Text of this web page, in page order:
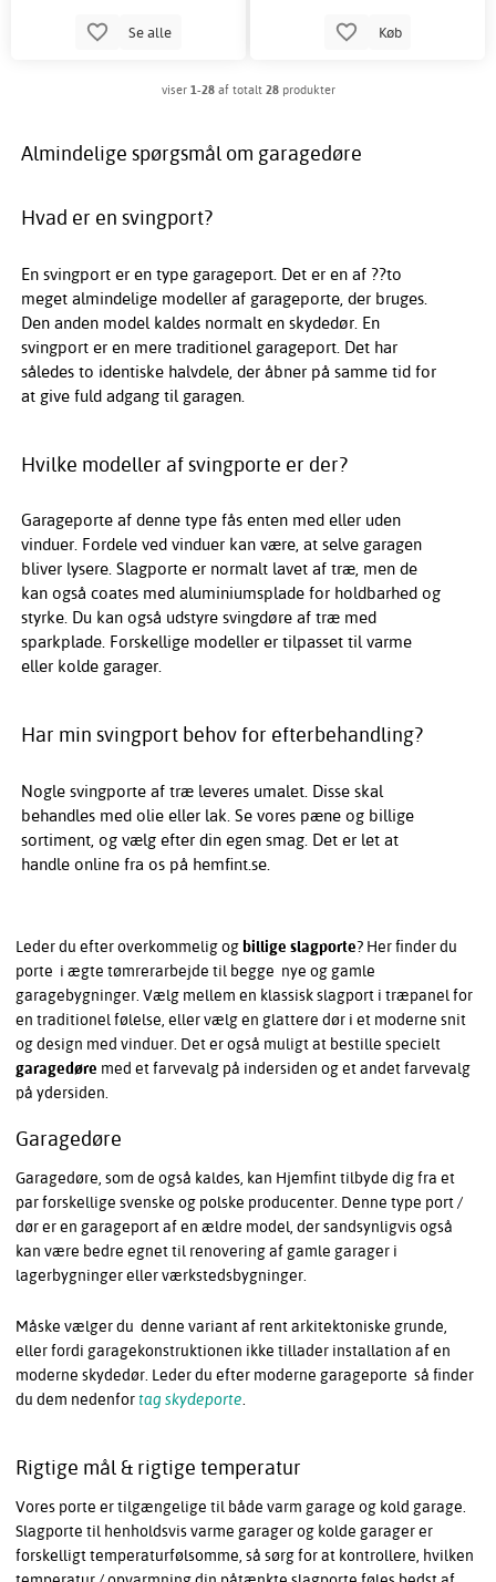
Se alle Køb
viser 1-28af totalt 28produkter
Almindelige spørgsmål om garagedøre
Hvad er en svingport?
En svingport er en type garageport. Det er en af ??to
meget almindelige modeller af garageporte, der bruges.
Den anden model kaldes normalt en skydedør. En
svingport er en mere traditionel garageport. Det har
således to identiske halvdele, der åbner på samme tid for
at give fuld adgang til garagen.
Hvilke modeller af svingporte er der?
Garageporte af denne type fås enten med eller uden
vinduer. Fordele ved vinduer kan være, at selve garagen
bliver lysere. Slagporte er normalt lavet af træ, men de
kan også coates med aluminiumsplade for holdbarhed og
styrke. Du kan også udstyre svingdøre af træ med
sparkplade. Forskellige modeller er tilpasset til varme
eller kolde garager.
Har min svingport behov for efterbehandling?
Nogle svingporte af træ leveres umalet. Disse skal
behandles med olie eller lak. Se vores pæne og billige
sortiment, og vælg efter din egen smag. Det er let at
handle online fra os på hemfint.se.
Leder du efter overkommelig og billige slagporte? Her finder du
porte i ægte tømrerarbejde til begge nye og gamle
garagebygninger. Vælg mellem en klassisk slagport i træpanel for
en traditionel følelse, eller vælg en glattere dør i et moderne snit
og design med vinduer. Det er også muligt at bestille specielt
garagedøre med et farvevalg på indersiden og et andet farvevalg
på ydersiden.
Garagedøre
Garagedøre, som de også kaldes, kan Hjemfint tilbyde dig fra et
par forskellige svenske og polske producenter. Denne type port /
dør er en garageport af en ældre model, der sandsynligvis også
kan være bedre egnet til renovering af gamle garager i
lagerbygninger eller værkstedsbygninger.
Måske vælger du denne variant af rent arkitektoniske grunde,
eller fordi garagekonstruktionen ikke tillader installation af en
moderne skydedør. Leder du efter moderne garageporte så finder
du dem nedenfortag skydeporte.
Rigtige mål & rigtige temperatur
Vores porte er tilgængelige til både varm garage og kold garage.
Slagporte til henholdsvis varme garager og kolde garager er
forskelligt temperaturfølsomme, så sørg for at kontrollere, hvilken